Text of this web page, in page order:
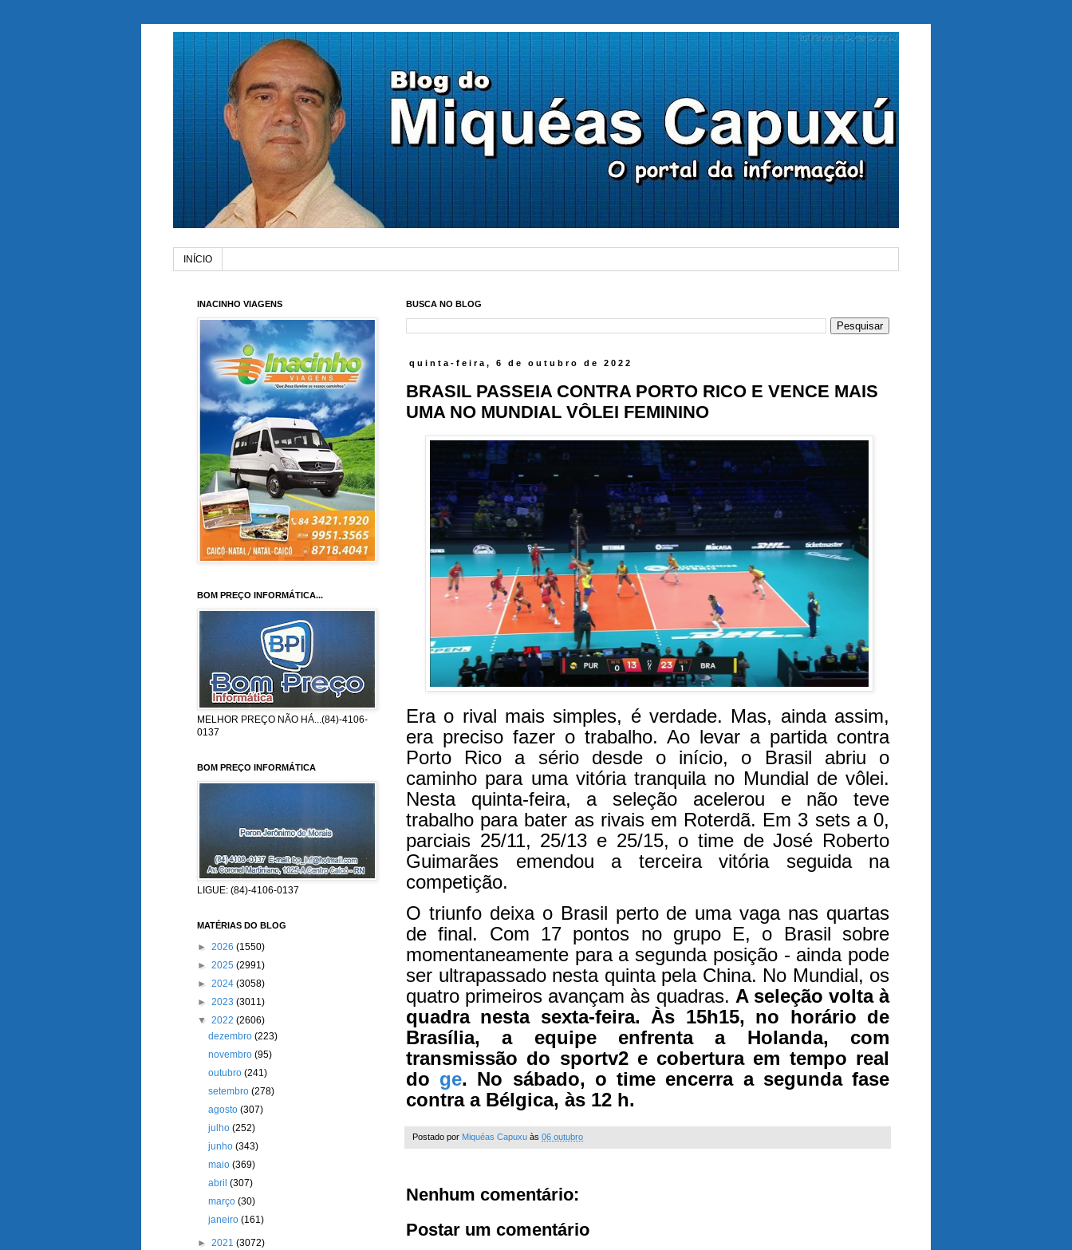
INÍCIO
BUSCA NO BLOG
quinta-feira, 6 de outubro de 2022
BRASIL PASSEIA CONTRA PORTO RICO E VENCE MAIS
UMA NO MUNDIAL VÔLEI FEMININO
Era o rival mais simples, é verdade. Mas, ainda assim,
era preciso fazer o trabalho. Ao levar a partida contra
Porto Rico a sério desde o início, o Brasil abriu o
caminho para uma vitória tranquila no Mundial de vôlei.
Nesta quinta-feira, a seleção acelerou e não teve
trabalho para bater as rivais em Roterdã. Em 3 sets a 0,
parciais 25/11, 25/13 e 25/15, o time de José Roberto
Guimarães emendou a terceira vitória seguida na
competição.
O triunfo deixa o Brasil perto de uma vaga nas quartas
de final. Com 17 pontos no grupo E, o Brasil sobre
momentaneamente para a segunda posição - ainda pode
ser ultrapassado nesta quinta pela China. No Mundial, os
quatro primeiros avançam às quadras. A seleção volta à
quadra nesta sexta-feira. Às 15h15, no horário de
Brasília, a equipe enfrenta a Holanda, com
transmissão do sportv2 e cobertura em tempo real
do ge. No sábado, o time encerra a segunda fase
contra a Bélgica, às 12 h.
Postado por Miquéas Capuxu às 06 outubro
Nenhum comentário:
Postar um comentário
INACINHO VIAGENS
BOM PREÇO INFORMÁTICA...
MELHOR PREÇO NÃO HÁ...(84)-4106-
0137
BOM PREÇO INFORMÁTICA
LIGUE: (84)-4106-0137
MATÉRIAS DO BLOG
► 2026 (1550)
► 2025 (2991)
► 2024 (3058)
► 2023 (3011)
▼ 2022 (2606)
dezembro(223)
novembro(95)
outubro(241)
setembro(278)
agosto(307)
julho(252)
junho(343)
maio(369)
abril(307)
março(30)
janeiro(161)
► 2021 (3072)